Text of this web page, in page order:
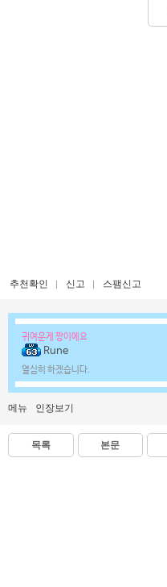
추천확인 신고 스팸신고
귀여운게 짱이에요
Rune
열심히 하겠습니다.
메뉴 인장보기
목록 본문